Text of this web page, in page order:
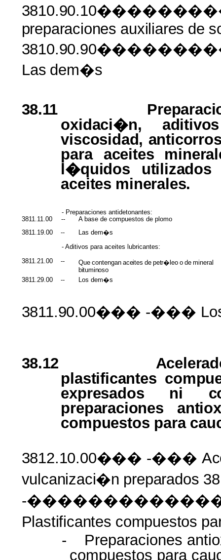
preparaciones auxiliares de
Las dem�s
38.11
oxidaci�n,
viscosidad,
para aceites
l�quidos
aceites minerales.
- Preparaciones antidetonantes:
3811.11.00
--
A base de compuestos de plomo
3811.19.00
-- Las dem�s
- Aditivos para aceites lubricantes:
3811.21.00 -- Que contengan aceites de petr�leo o de mineral
bituminoso
3811.29.00
-- Los dem�s
3811.90.00��� -���
38.12
plastificantes
expresados ni
preparaciones
compuestos para
3812.10.00��� -���
vulcanizaci�n preparados
-
Plastificantes compuestos
-
Preparaciones
compuestos para